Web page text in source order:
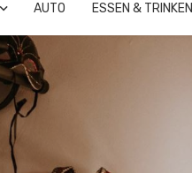
AUTO ESSEN & TRINKEN